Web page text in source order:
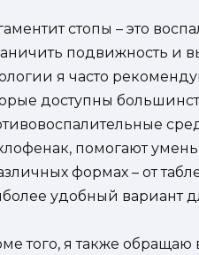
стопы – это
подвижность и
я часто
доступны
помогают
формах – от
удобный вариант
того, я также